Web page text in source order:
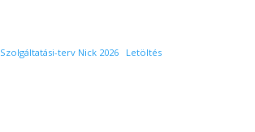
Szolgáltatási-terv Nick 2026 Letöltés